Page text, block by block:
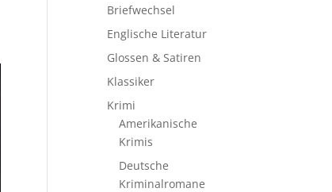
Briefwechsel
Englische Literatur
Glossen & Satiren
Klassiker
Krimi
Amerikanische
Krimis
Deutsche
Kriminalromane